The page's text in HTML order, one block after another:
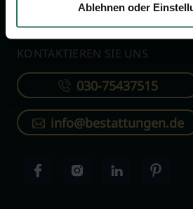
Ablehnen oder
KONTAKTIEREN SIE UNS
030-75437515
info@bestattungen.de